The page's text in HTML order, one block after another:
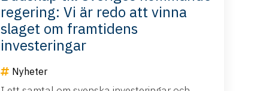
regering: Vi är redo att vinna
slaget om framtidens
investeringar
Nyheter